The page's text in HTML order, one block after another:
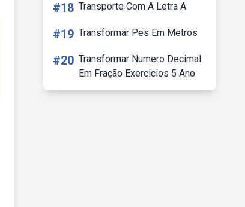
#18 Transporte Com A Letra A
#19 Transformar Pes Em Metros
#20 Transformar Numero Decimal
Em Fração Exercicios 5 Ano